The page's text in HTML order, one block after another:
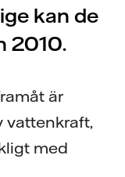
kan de
2010.
är
vattenkraft,
med